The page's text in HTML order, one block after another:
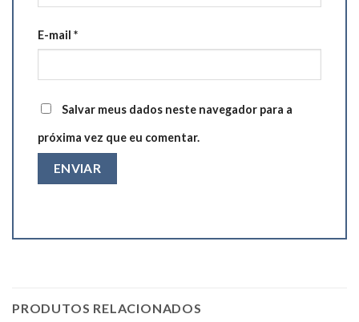
E-mail *
Salvar meus dados neste navegador para a
próxima vez que eu comentar.
PRODUTOS RELACIONADOS